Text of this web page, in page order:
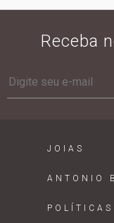
Receba
JOIAS
ANTONIO
POLÍTICAS